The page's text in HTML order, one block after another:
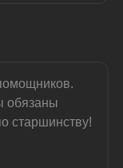
обязаны
старшинству!